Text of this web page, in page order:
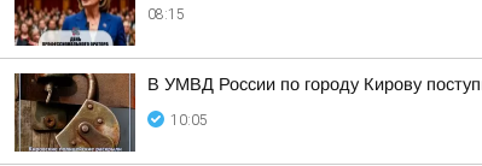
08:15
В УМВД России по городу Кирову
10:05